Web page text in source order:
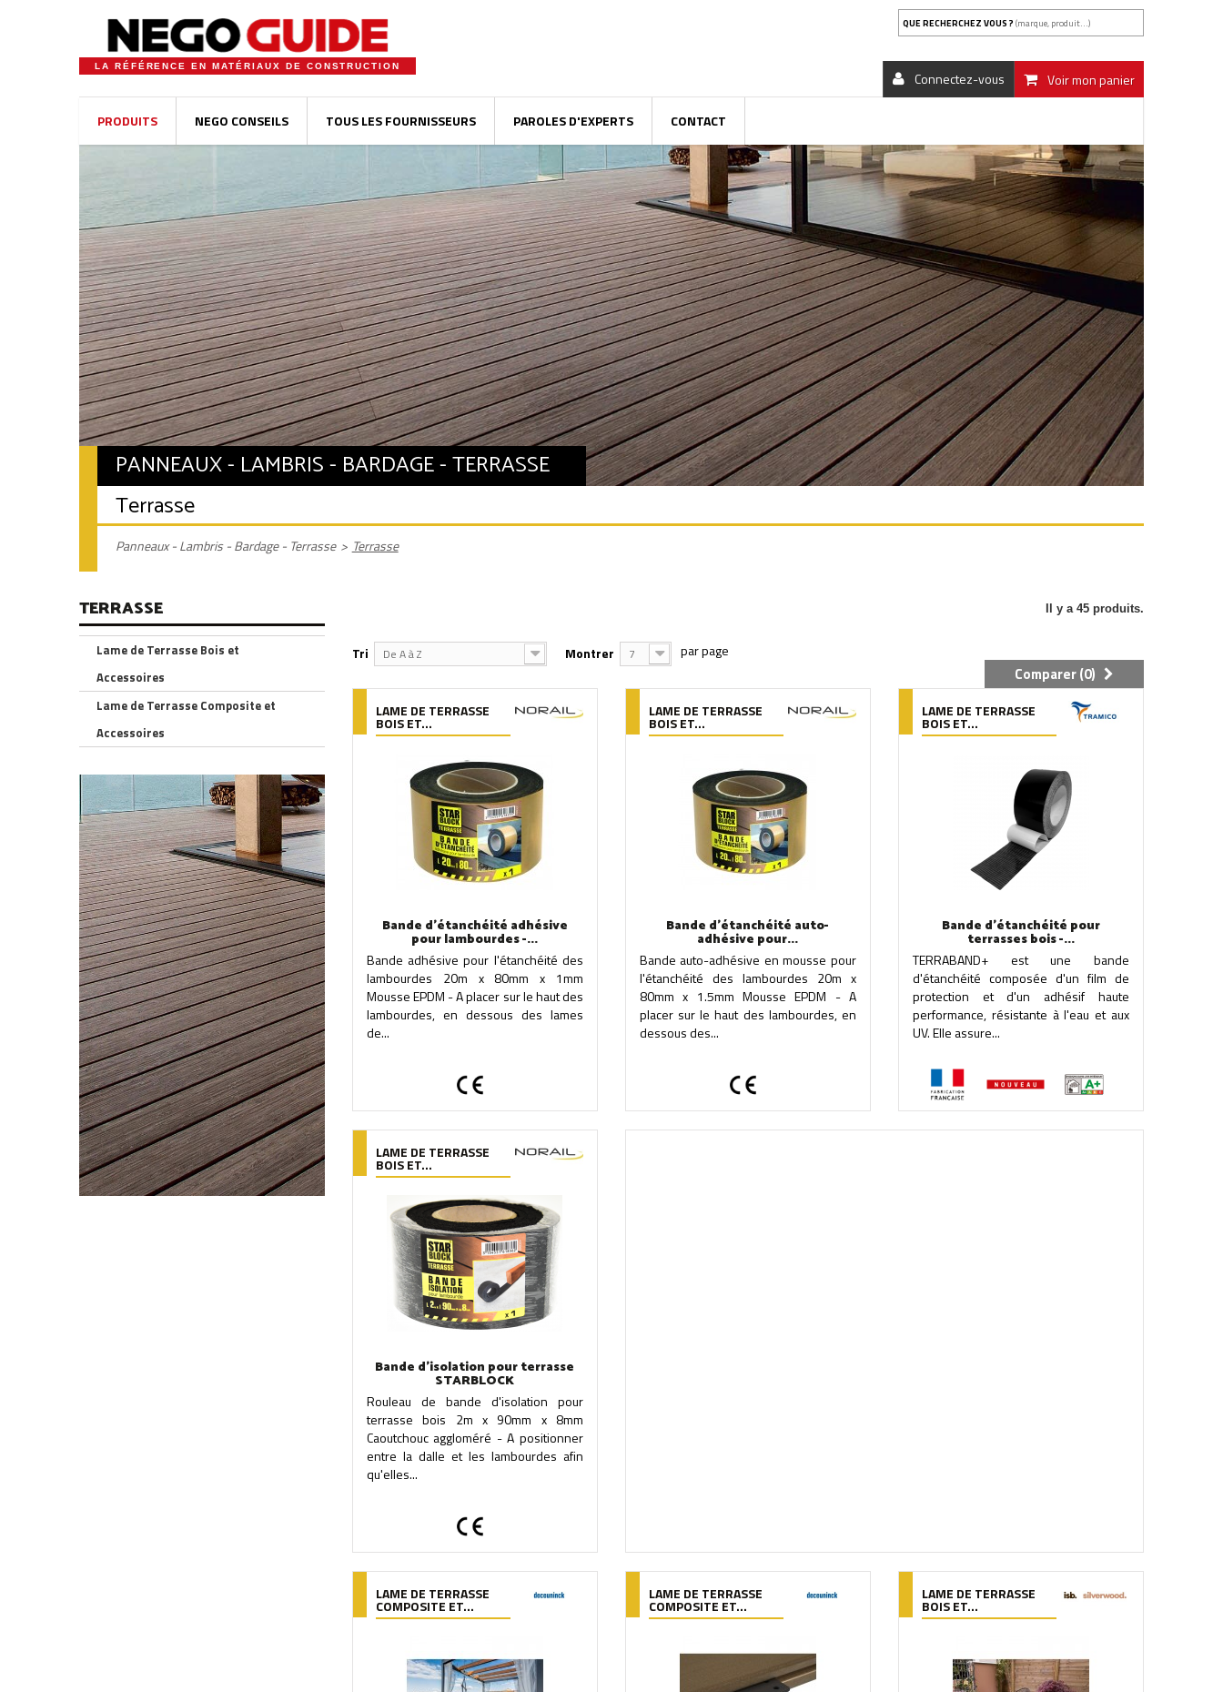
LA RÉFÉRENCE EN MATÉRIAUX DE CONSTRUCTION
QUE RECHERCHEZ VOUS ? (marque, produit...)
Voir mon panier
Connectez-vous
PRODUITS NEGO CONSEILS TOUS LES FOURNISSEURS PAROLES D'EXPERTS CONTACT
PANNEAUX - LAMBRIS - BARDAGE - TERRASSE
Terrasse
Panneaux - Lambris - Bardage - Terrasse > Terrasse
TERRASSE
Lame de Terrasse Bois et
Accessoires
Lame de Terrasse Composite et
Accessoires
Il y a 45 produits.
Tri De A à Z Montrer 7
Comparer (0)
LAME DE TERRASSE
BOIS ET...
Bande d'étanchéité adhésive
pour lambourdes -...
Bande adhésive pour l'étanchéité des
lambourdes 20m x 80mm x 1mm
Mousse EPDM - A placer sur le haut des
lambourdes, en dessous des lames
de...
LAME DE TERRASSE
BOIS ET...
Bande d'étanchéité auto-
adhésive pour...
Bande auto-adhésive en mousse pour
l'étanchéité des lambourdes 20m x
80mm x 1.5mm Mousse EPDM - A
placer sur le haut des lambourdes, en
dessous des...
LAME DE TERRASSE
BOIS ET...
Bande d'étanchéité pour
terrasses bois -...
TERRABAND+ est une bande
d'étanchéité composée d'un film de
protection et d'un adhésif haute
performance, résistante à l'eau et aux
UV. Elle assure...
LAME DE TERRASSE
BOIS ET...
Bande d'isolation pour terrasse
STARBLOCK
Rouleau de bande d'isolation pour
terrasse bois 2m x 90mm x 8mm
Caoutchouc aggloméré - A positionner
entre la dalle et les lambourdes afin
qu'elles...
LAME DE TERRASSE
COMPOSITE ET...
LAME DE TERRASSE
COMPOSITE ET...
LAME DE TERRASSE
BOIS ET...